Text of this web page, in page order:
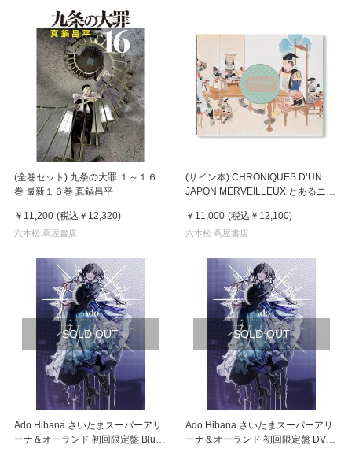
(全巻セット) 九条の大罪 １～１６
巻 最新１６巻 真鍋昌平
￥11,200 (税込 ￥12,320)
六本松 蔦屋書店
(サイン本) CHRONIQUES D’UN
JAPON MERVEILLEUX とあるニッ
口晃
￥11,000 (税込 ￥12,100)
六本松 蔦屋書店
SOLD OUT
Ado Hibana さいたまスーパーアリ
ーナ＆オーランド 初回限定盤 Blu-
SOLD OUT
Ado Hibana さいたまスーパーアリ
ーナ＆オーランド 初回限定盤 DVD